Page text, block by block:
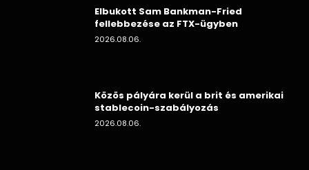
Elbukott Sam Bankman-Fried
fellebbezése az FTX-ügyben
2026.08.06.
Közös pályára kerül a brit és amerikai
stablecoin-szabályozás
2026.08.06.